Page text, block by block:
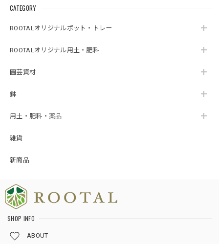
CATEGORY
ROOTALオリジナルポット・トレー
ROOTALオリジナル用土・肥料
園芸資材
鉢
用土・肥料・薬品
雑貨
新商品
SHOP INFO
ABOUT